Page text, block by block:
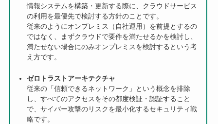
情報システムを構築・更新する際に、クラウドサービス
の利用を最優先で検討する方針のことです。
従来のようにオンプレミス（自社運用）を前提とするの
ではなく、まずクラウドで要件を満たせるかを検討し、
満たせない場合にのみオンプレミスを検討するという考
え方です。
ゼロトラストアーキテクチャ
従来の「信頼できるネットワーク」という概念を排除
し、すべてのアクセスをその都度検証・認証すること
で、サイバー攻撃のリスクを最小化するセキュリティ戦
略です。